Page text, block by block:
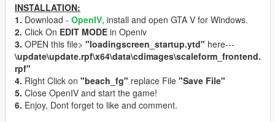
INSTALLATION:
1. Download - OpenIV, install and open GTA V for Windows.
2. Click On EDIT MODE in Openiv
3. OPEN this file> "loadingscreen_startup.ytd" here---
\update\update.rpf\x64\data\cdimages\scaleform_frontend.
rpf"
4. Right Click on "beach_fg" replace File "Save File"
5. Close OpenIV and start the game!
6. Enjoy, Dont forget to like and comment.